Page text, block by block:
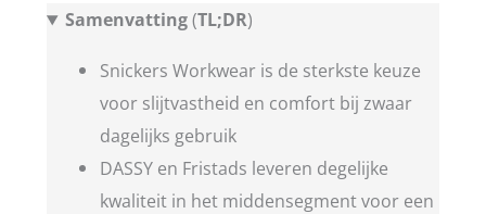
Samenvatting(TL;DR)
Snickers Workwear is de sterkste keuze
voor slijtvastheid en comfort bij zwaar
dagelijks gebruik
DASSY en Fristads leveren degelijke
kwaliteit in het middensegment voor een